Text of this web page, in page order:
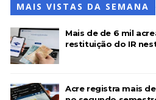
MAIS VISTAS DA SEMANA
Mais de de 6 mil
restituição do IR
Acre registra mais